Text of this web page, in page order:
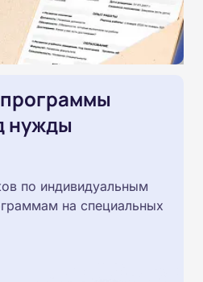
нужды
по индивидуальным
на специальных